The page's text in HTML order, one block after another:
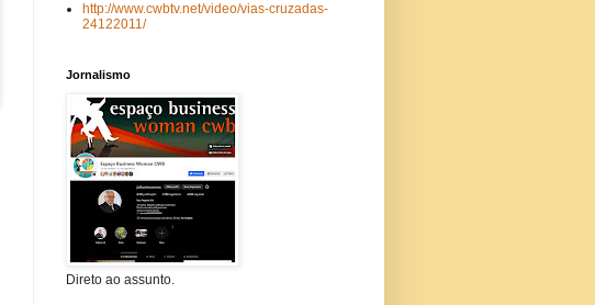
http://www.cwbtv.net/video/vias-cruzadas-
24122011/
Jornalismo
Direto ao assunto.